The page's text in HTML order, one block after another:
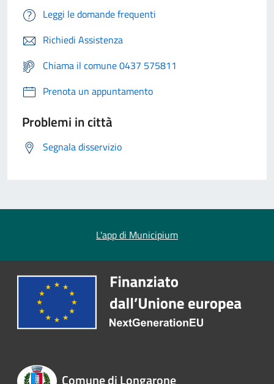
Leggi le domande frequenti
Richiedi Assistenza
Chiama il comune 0437 575811
Prenota un appuntamento
Problemi in città
Segnala disservizio
L'app di Municipium
Comune di Longarone